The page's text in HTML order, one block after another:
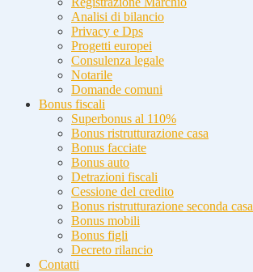
Analisi di bilancio
Privacy e Dps
Progetti europei
Consulenza legale
Notarile
Domande comuni
Bonus fiscali
Superbonus al 110%
Bonus ristrutturazione casa
Bonus facciate
Bonus auto
Detrazioni fiscali
Cessione del credito
Bonus ristrutturazione seconda casa
Bonus mobili
Bonus figli
Decreto rilancio
Contatti